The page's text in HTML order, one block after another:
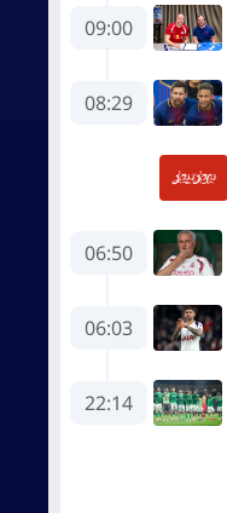
09:00
08:29
06:50
06:03
22:14